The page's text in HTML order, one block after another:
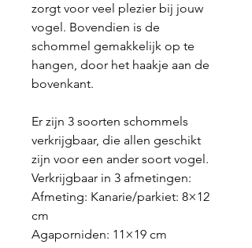
zorgt voor veel plezier bij jouw
vogel. Bovendien is de
schommel gemakkelijk op te
hangen, door het haakje aan de
bovenkant.
Er zijn 3 soorten schommels
verkrijgbaar, die allen geschikt
zijn voor een ander soort vogel.
Verkrijgbaar in 3 afmetingen:
Afmeting: Kanarie/parkiet: 8×12
cm
Agaporniden: 11×19 cm